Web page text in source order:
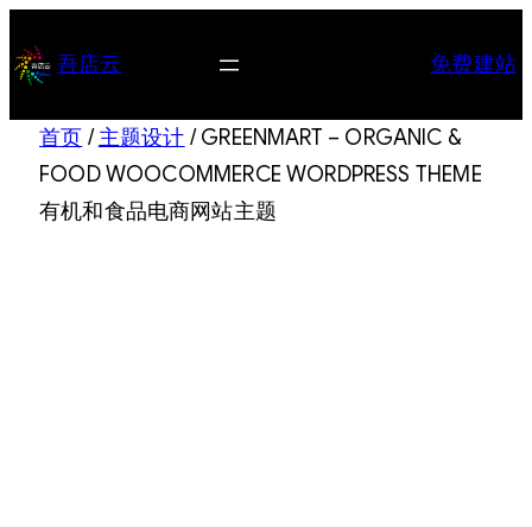
至
吾店云 免费建站
首页 /主题设计 / GREENMART – ORGANIC &
FOOD WOOCOMMERCE WORDPRESS THEME
有机和食品电商网站主题